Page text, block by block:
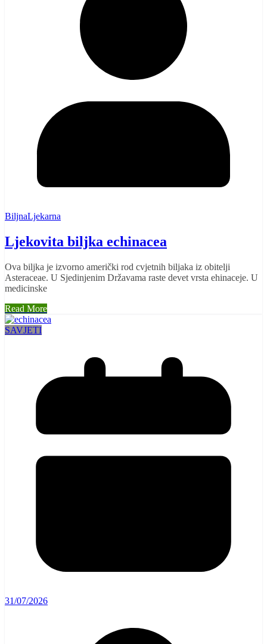
BiljnaLjekarna
Ljekovita biljka echinacea
Ova biljka je izvorno američki rod cvjetnih biljaka iz obitelji
Asteraceae. U Sjedinjenim Državama raste devet vrsta ehinaceje. U
medicinske
Read More
SAVJETI
31/07/2026